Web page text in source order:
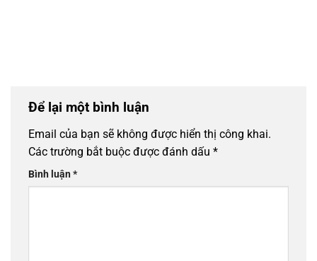
Để lại một bình luận
Email của bạn sẽ không được hiển thị công khai.
Các trường bắt buộc được đánh dấu *
Bình luận*